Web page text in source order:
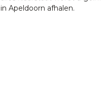
in Apeldoorn afhalen.